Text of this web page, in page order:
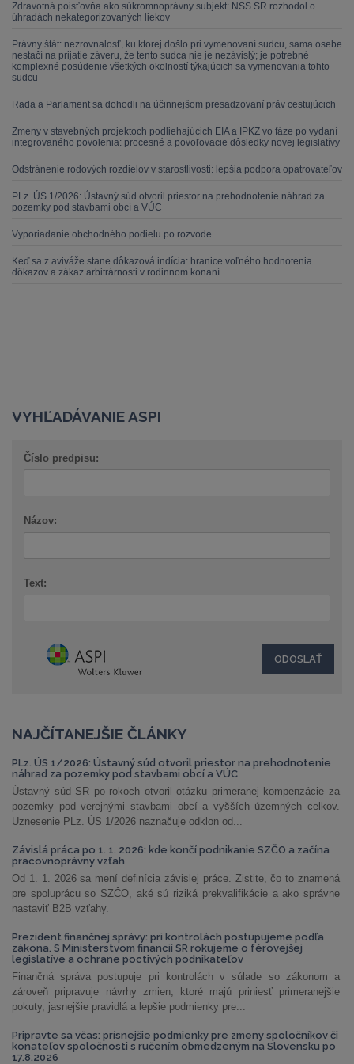
Zdravotná poisťovňa ako súkromnoprávny subjekt: NSS SR rozhodol o
úhradách nekategorizovaných liekov
Právny štát: nezrovnalosť, ku ktorej došlo pri vymenovaní sudcu, sama osebe
nestačí na prijatie záveru, že tento sudca nie je nezávislý; je potrebné
komplexné posúdenie všetkých okolností týkajúcich sa vymenovania tohto
sudcu
Rada a Parlament sa dohodli na účinnejšom presadzovaní práv cestujúcich
Zmeny v stavebných projektoch podliehajúcich EIA a IPKZ vo fáze po vydaní
integrovaného povolenia: procesné a povoľovacie dôsledky novej legislatívy
Odstránenie rodových rozdielov v starostlivosti: lepšia podpora opatrovateľov
PLz. ÚS 1/2026: Ústavný súd otvoril priestor na prehodnotenie náhrad za
pozemky pod stavbami obcí a VÚC
Vyporiadanie obchodného podielu po rozvode
Keď sa z aviváže stane dôkazová indícia: hranice voľného hodnotenia
dôkazov a zákaz arbitrárnosti v rodinnom konaní
VYHĽADÁVANIE ASPI
Číslo predpisu:
Názov:
Text:
NAJČÍTANEJŠIE ČLÁNKY
PLz. ÚS 1/2026: Ústavný súd otvoril priestor na prehodnotenie
náhrad za pozemky pod stavbami obcí a VÚC
Ústavný súd SR po rokoch otvoril otázku primeranej kompenzácie za
pozemky pod verejnými stavbami obcí a vyšších územných celkov.
Uznesenie PLz. ÚS 1/2026 naznačuje odklon od...
Závislá práca po 1. 1. 2026: kde končí podnikanie SZČO a začína
pracovnoprávny vzťah
Od 1. 1. 2026 sa mení definícia závislej práce. Zistite, čo to znamená
pre spoluprácu so SZČO, aké sú riziká prekvalifikácie a ako správne
nastaviť B2B vzťahy.
Prezident finančnej správy: pri kontrolách postupujeme podľa
zákona. S Ministerstvom financií SR rokujeme o férovejšej
legislatíve a ochrane poctivých podnikateľov
Finančná správa postupuje pri kontrolách v súlade so zákonom a
zároveň pripravuje návrhy zmien, ktoré majú priniesť primeranejšie
pokuty, jasnejšie pravidlá a lepšie podmienky pre...
Pripravte sa včas: prísnejšie podmienky pre zmeny spoločníkov či
konateľov spoločnosti s ručením obmedzeným na Slovensku po
17.8.2026